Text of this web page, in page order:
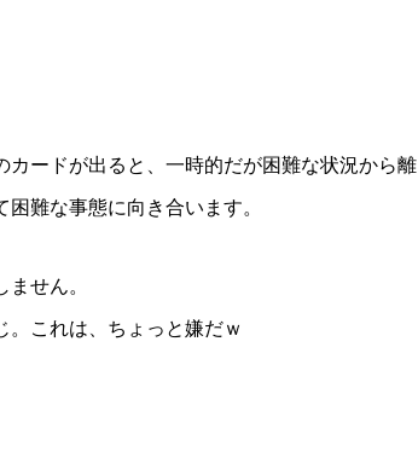
ードが出ると、一時的だが困難な状況から離
難な事態に向き合います。
せん。
これは、ちょっと嫌だｗ